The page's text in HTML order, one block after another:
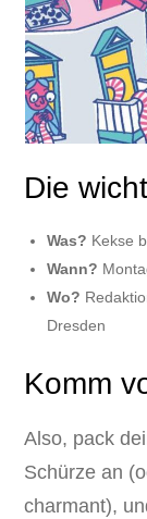
Die
Was? Kekse
Wann?
Wo?
Dresden
Komm
Also, pack
Schürze an
charmant),